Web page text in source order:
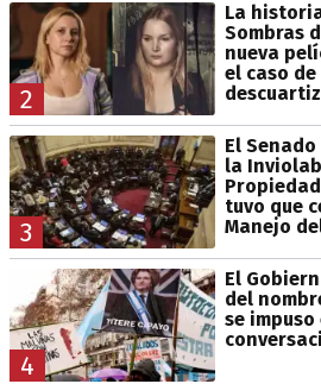
2
La
Sombras
nueva
el caso
3
El
la
tuvo que
Manejo
4
El
del
se